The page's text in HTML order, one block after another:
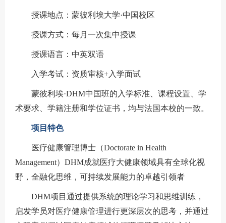
授课地点：蒙彼利埃大学·中国校区
授课方式：每月一次集中授课
授课语言：中英双语
入学考试：资质审核+入学面试
蒙彼利埃·DHM中国班的入学标准、课程设置、学
术要求、学籍注册和学位证书，均与法国本校的一致。
项目特色
医疗健康管理博士（Doctorate in Health
Management）DHM成就医疗大健康领域具有全球化视
野，全融化思维，可持续发展能力的卓越引领者
DHM项目通过提供系统的理论学习和思维训练，
启发学员对医疗健康管理进行更深层次的思考，并通过